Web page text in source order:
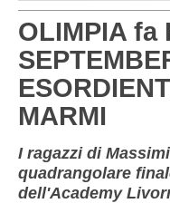
LIVORNO
LUCCA
MASSA CARRARA
PISA
PISTOIA
PRATO
Beach soccer
Rappresentative regionali
FIGC Toscana
Calcio femminile
Calcio a 5
Societa' piu'
OLIMPIA fa
MARMI
I ragazzi di
quadrangolare
dell'Academy